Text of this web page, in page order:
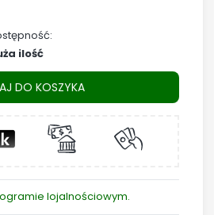
ilość
DO KOSZYKA
lojalnościowym.